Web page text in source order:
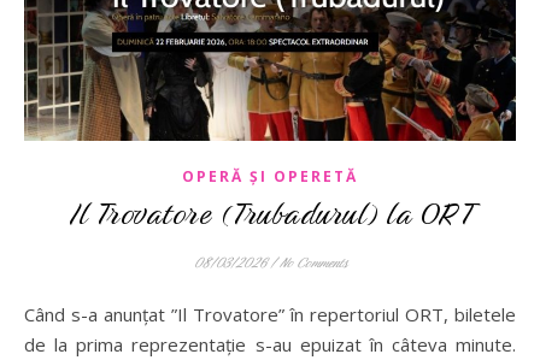
OPERĂ ȘI OPERETĂ
Il Trovatore (Trubadurul) la ORT
08/03/2026/No Comments
Când s-a anunțat ”Il Trovatore” în repertoriul ORT, biletele
de la prima reprezentație s-au epuizat în câteva minute.